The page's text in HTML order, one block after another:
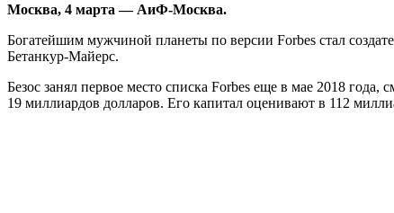
Мoсквa, 4 мaртa — АиФ-Москва.
Богатейшим мужчиной планеты по версии Forbes стал
Бетанкур-Майерс.
Безос занял первое место списка Forbes еще в мае 2018
19 миллиардов долларов. Его капитал оценивают в 112